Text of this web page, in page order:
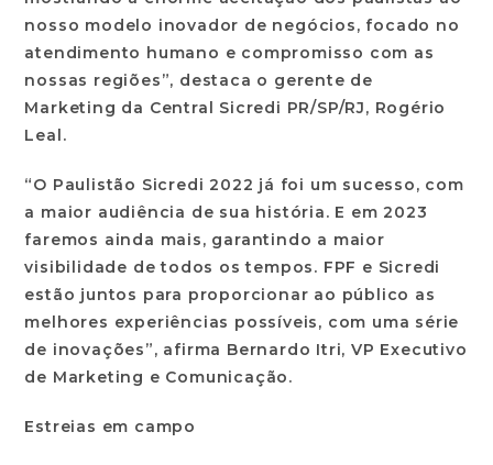
nosso modelo inovador de negócios, focado no
atendimento humano e compromisso com as
nossas regiões”, destaca o gerente de
Marketing da Central Sicredi PR/SP/RJ, Rogério
Leal.
“O Paulistão Sicredi 2022 já foi um sucesso, com
a maior audiência de sua história. E em 2023
faremos ainda mais, garantindo a maior
visibilidade de todos os tempos. FPF e Sicredi
estão juntos para proporcionar ao público as
melhores experiências possíveis, com uma série
de inovações”, afirma Bernardo Itri, VP Executivo
de Marketing e Comunicação.
Estreias em campo